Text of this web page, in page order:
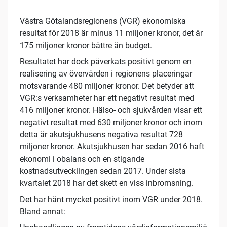
Västra Götalandsregionens (VGR) ekonomiska
resultat för 2018 är minus 11 miljoner kronor, det är
175 miljoner kronor bättre än budget.
Resultatet har dock påverkats positivt genom en
realisering av övervärden i regionens placeringar
motsvarande 480 miljoner kronor. Det betyder att
VGR:s verksamheter har ett negativt resultat med
416 miljoner kronor. Hälso- och sjukvården visar ett
negativt resultat med 630 miljoner kronor och inom
detta är akutsjukhusens negativa resultat 728
miljoner kronor. Akutsjukhusen har sedan 2016 haft
ekonomi i obalans och en stigande
kostnadsutvecklingen sedan 2017. Under sista
kvartalet 2018 har det skett en viss inbromsning.
Det har hänt mycket positivt inom VGR under 2018.
Bland annat: